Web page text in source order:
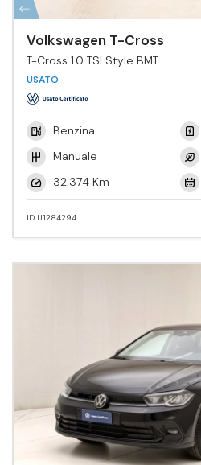
Volkswagen T-Cross
T-Cross 1.0 TSI Style BMT
USATO
Benzina
Manuale
32.374 Km
ID U1284294